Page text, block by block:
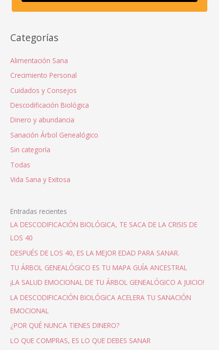
Categorías
Alimentación Sana
Crecimiento Personal
Cuidados y Consejos
Descodificación Biológica
Dinero y abundancia
Sanación Árbol Genealógico
Sin categoría
Todas
Vida Sana y Exitosa
Entradas recientes
LA DESCODIFICACIÓN BIOLÓGICA, TE SACA DE LA CRISIS DE
LOS 40
DESPUÉS DE LOS 40, ES LA MEJOR EDAD PARA SANAR.
TU ÁRBOL GENEALÓGICO ES TU MAPA GUÍA ANCESTRAL
¡LA SALUD EMOCIONAL DE TU ÁRBOL GENEALÓGICO A JUICIO!
LA DESCODIFICACIÓN BIOLÓGICA ACELERA TU SANACIÓN
EMOCIONAL
¿POR QUÉ NUNCA TIENES DINERO?
LO QUE COMPRAS, ES LO QUE DEBES SANAR